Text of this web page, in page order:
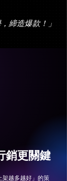
締造爆款！」
銷更關鍵
架越多越好」的策